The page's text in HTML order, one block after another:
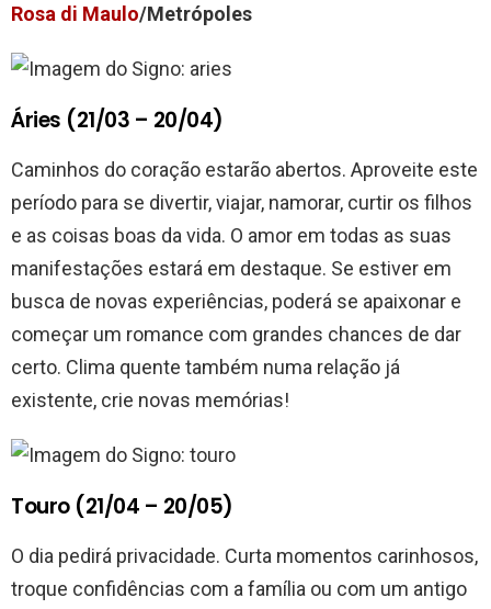
Rosa di Maulo/Metrópoles
Áries (21/03 – 20/04)
Caminhos do coração estarão abertos. Aproveite este
período para se divertir, viajar, namorar, curtir os filhos
e as coisas boas da vida. O amor em todas as suas
manifestações estará em destaque. Se estiver em
busca de novas experiências, poderá se apaixonar e
começar um romance com grandes chances de dar
certo. Clima quente também numa relação já
existente, crie novas memórias!
Touro (21/04 – 20/05)
O dia pedirá privacidade. Curta momentos carinhosos,
troque confidências com a família ou com um antigo